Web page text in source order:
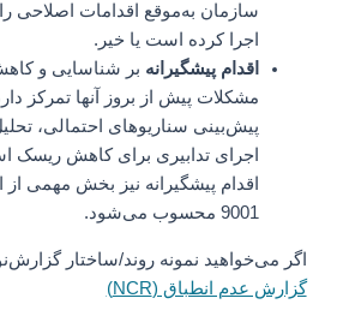
سازمان به‌موقع اقدامات اصلاحی
اجرا کرده است یا خیر.
اقدام پیشگیرانهبر شناسایی و
مشکلات پیش از بروز آنها تمرکز
پیش‌بینی سناریوهای احتمالی،
اجرای تدابیری برای کاهش ریسک
9001 محسوب می‌شود.
اگر می‌خواهید نمونه روند/ساختار
گزارش عدم انطباق (NCR)